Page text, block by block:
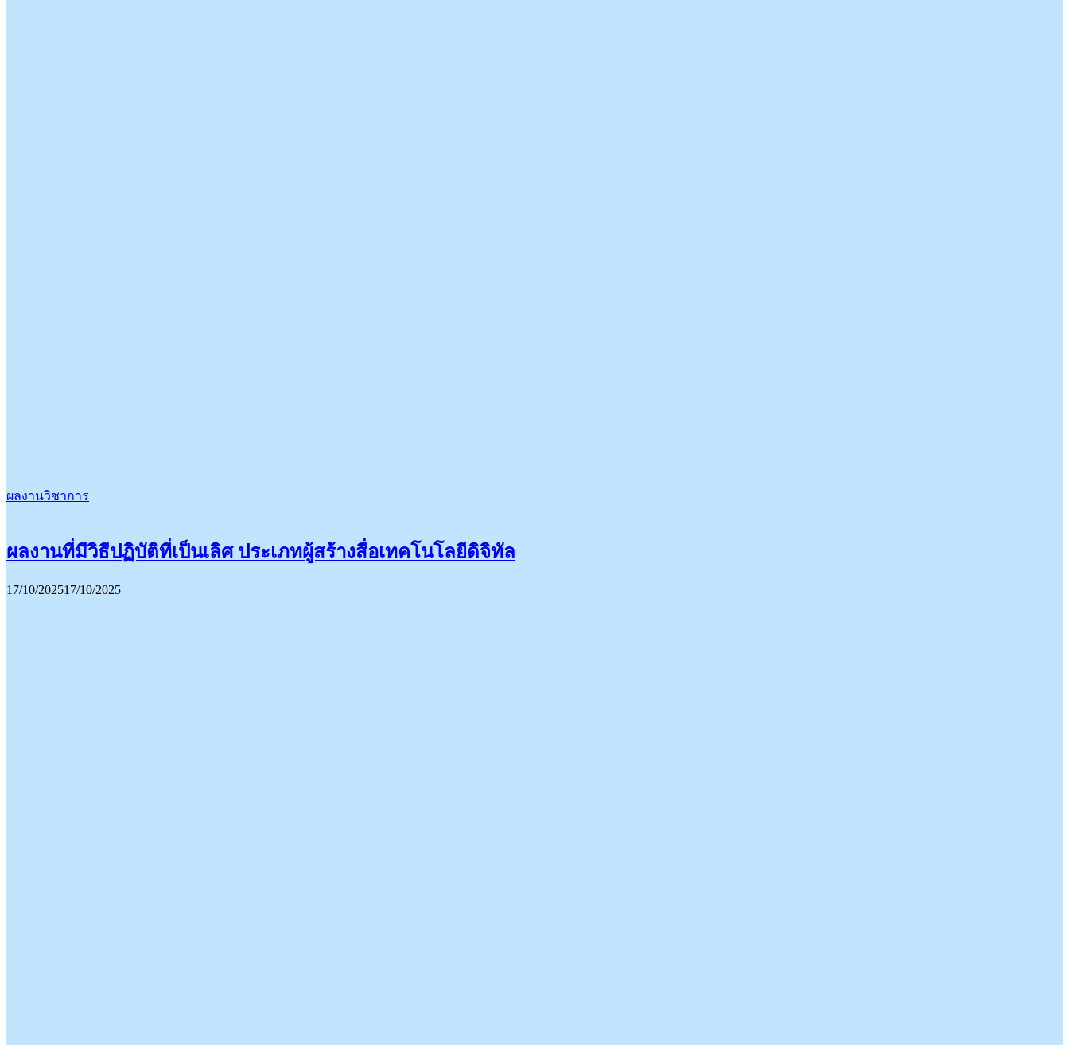
ผลงานวิชาการ
ผลงานที่มีวิธีปฏิบัติที่เป็นเลิศ ประเภทผู้สร้างสื่อเทคโนโลยีดิจิทัล
17/10/202517/10/2025